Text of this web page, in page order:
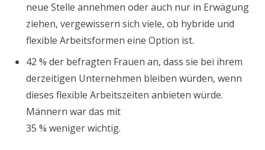
neue Stelle annehmen oder auch nur in Erwägung
ziehen, vergewissern sich viele, ob hybride und
flexible Arbeitsformen eine Option ist.
42 % der befragten Frauen an, dass sie bei ihrem
derzeitigen Unternehmen bleiben würden, wenn
dieses flexible Arbeitszeiten anbieten würde.
Männern war das mit
35 % weniger wichtig.